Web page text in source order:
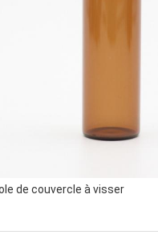
de couvercle à visser